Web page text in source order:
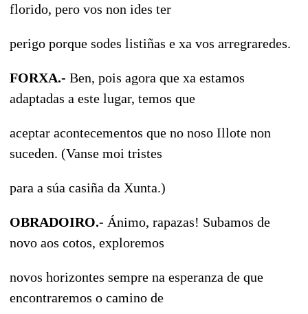
florido, pero vos non ides ter
perigo porque sodes listiñas e xa vos arregraredes.
FORXA.- Ben, pois agora que xa estamos
adaptadas a este lugar, temos que
aceptar acontecementos que no noso Illote non
suceden. (Vanse moi tristes
para a súa casiña da Xunta.)
OBRADOIRO.- Ánimo, rapazas! Subamos de
novo aos cotos, exploremos
novos horizontes sempre na esperanza de que
encontraremos o camino de